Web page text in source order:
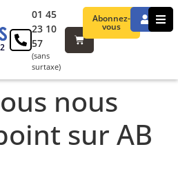
Abonnez-
vous
01 45
23 10
57
(sans
surtaxe)
nous
sur AB